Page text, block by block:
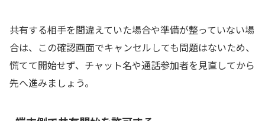
共有する相手を間違えていた場合や準備が整っていない場
合は、この確認画面でキャンセルしても問題はないため、
慌てて開始せず、チャット名や通話参加者を見直してから
先へ進みましょう。